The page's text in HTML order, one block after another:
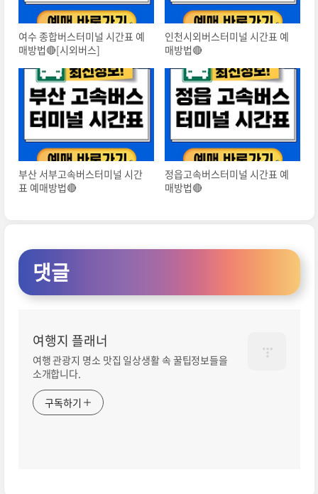
여수 종합버스터미널 시간표 예
매방법🔴[시외버스]
인천시외버스터미널 시간표 예
매방법🔴
부산 서부고속버스터미널 시간
표 예매방법🔴
정읍고속버스터미널 시간표 예
매방법🔴
댓글
여행지 플래너
여행 관광지 명소 맛집 일상생활 속 꿀팁정보들을
소개합니다.
구독하기